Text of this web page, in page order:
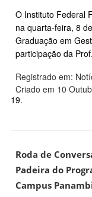
O Instituto Federal
na quarta-feira, 8
Graduação em
participação da
Registrado em:
Criado em 10
19.
Roda de
Padeira do
Campus